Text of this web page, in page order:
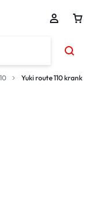
Yuki route 110 krank